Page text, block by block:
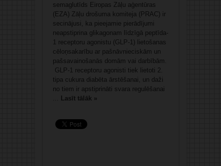
semaglutīds Eiropas Zāļu aģentūras
(EZA) Zāļu drošuma komiteja (PRAC) ir
secinājusi, ka pieejamie pierādījumi
neapstiprina glikagonam līdzīgā peptīda-
1 receptoru agonistu (GLP-1) lietošanas
cēloņsakarību ar pašnāvnieciskām un
pašsavainošanās domām vai darbībām.
GLP-1 receptoru agonisti tiek lietoti 2.
tipa cukura diabēta ārstēšanai, un daži
no tiem ir apstiprināti svara regulēšanai
... Lasīt tālāk »